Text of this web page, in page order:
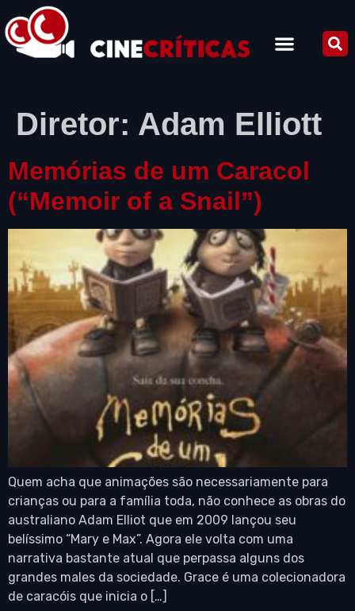
Diretor: Adam Elliott
Memórias de um Caracol
(“Memoir of a Snail”)
Quem acha que animações são necessariamente para
crianças ou para a família toda, não conhece as obras do
australiano Adam Elliot que em 2009 lançou seu
belíssimo “Mary e Max”. Agora ele volta com uma
narrativa bastante atual que perpassa alguns dos
grandes males da sociedade. Grace é uma colecionadora
de caracóis que inicia o […]